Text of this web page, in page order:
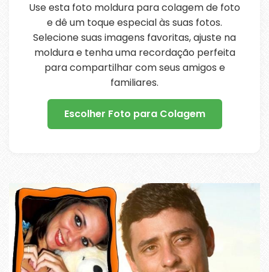
Use esta foto moldura para colagem de foto
e dê um toque especial às suas fotos.
Selecione suas imagens favoritas, ajuste na
moldura e tenha uma recordação perfeita
para compartilhar com seus amigos e
familiares.
Escolher Foto para Colagem